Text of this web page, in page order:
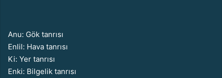
Anu: Gök tanrısı
Enlil: Hava tanrısı
Ki: Yer tanrısı
Enki: Bilgelik tanrısı